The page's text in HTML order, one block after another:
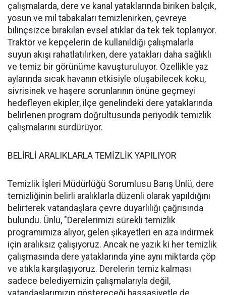
çalışmalarda, dere ve kanal yataklarında biriken balçık,
yosun ve mil tabakaları temizlenirken, çevreye
bilinçsizce bırakılan evsel atıklar da tek tek toplanıyor.
Traktör ve kepçelerin de kullanıldığı çalışmalarla
suyun akışı rahatlatılırken, dere yatakları daha sağlıklı
ve temiz bir görünüme kavuşturuluyor. Özellikle yaz
aylarında sıcak havanın etkisiyle oluşabilecek koku,
sivrisinek ve haşere sorunlarının önüne geçmeyi
hedefleyen ekipler, ilçe genelindeki dere yataklarında
belirlenen program doğrultusunda periyodik temizlik
çalışmalarını sürdürüyor.
BELİRLİ ARALIKLARLA TEMİZLİK YAPILIYOR
Temizlik İşleri Müdürlüğü Sorumlusu Barış Ünlü, dere
temizliğinin belirli aralıklarla düzenli olarak yapıldığını
belirterek vatandaşlara çevre duyarlılığı çağrısında
bulundu. Ünlü, "Derelerimizi sürekli temizlik
programımıza alıyor, gelen şikayetleri en aza indirmek
için aralıksız çalışıyoruz. Ancak ne yazık ki her temizlik
çalışmasında dere yataklarında yine aynı miktarda çöp
ve atıkla karşılaşıyoruz. Derelerin temiz kalması
sadece belediyemizin çalışmalarıyla değil,
vatandaşlarımızın göstereceği hassasiyetle de